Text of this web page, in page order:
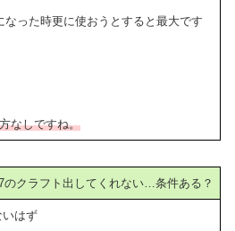
った時更に使おうとすると最大です
なしですね。
のクラフト出してくれない…条件ある？
いはず